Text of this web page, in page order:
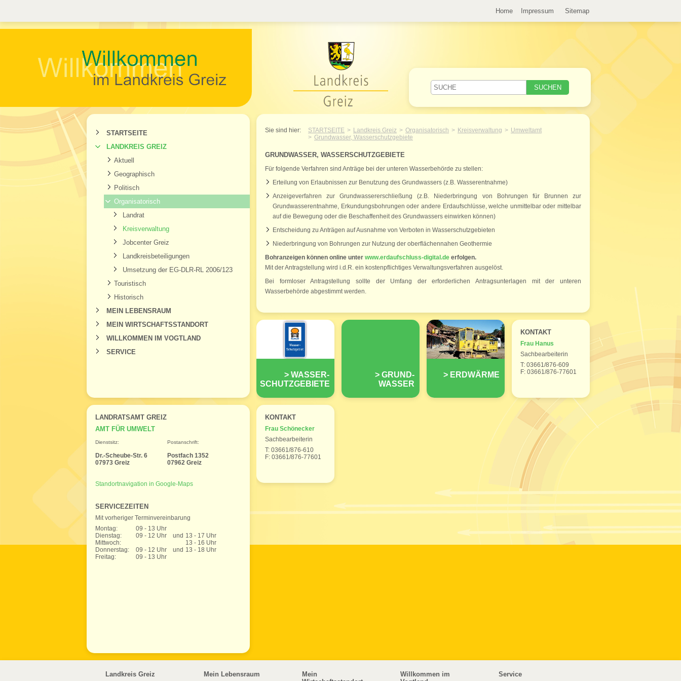
Home Impressum Sitemap
STARTSEITE
LANDKREIS GREIZ
Aktuell
Geographisch
Politisch
Organisatorisch
Landrat
Kreisverwaltung
Jobcenter Greiz
Landkreisbeteiligungen
Umsetzung der EG-DLR-RL 2006/123
Touristisch
Historisch
MEIN LEBENSRAUM
MEIN WIRTSCHAFTSSTANDORT
WILLKOMMEN IM VOGTLAND
SERVICE
LANDRATSAMT GREIZ
AMT FÜR UMWELT
Dienstsitz: Postanschrift:
Dr.-Scheube-Str. 6
Postfach 1352
07973 Greiz
07962 Greiz
Standortnavigation in Google-Maps
SERVICEZEITEN
Mit vorheriger Terminvereinbarung
Montag:
09 - 13 Uhr
Dienstag:
09 - 12 Uhr und 13 - 17 Uhr
Mittwoch:
13 - 16 Uhr
Donnerstag:
09 - 12 Uhr und 13 - 18 Uhr
Freitag:
09 - 13 Uhr
Sie sind hier: STARTSEITE Landkreis Greiz Organisatorisch Kreisverwaltung
Umweltamt
Grundwasser, Wasserschutzgebiete
GRUNDWASSER, WASSERSCHUTZGEBIETE
Für folgende Verfahren sind Anträge bei der unteren Wasserbehörde zu stellen:
Erteilung von Erlaubnissen zur Benutzung des Grundwassers (z.B. Wasserentnahme)
Anzeigeverfahren zur Grundwassererschließung (z.B. Niederbringung von Bohrungen für Brunnen zur
Grundwasserentnahme, Erkundungsbohrungen oder andere Erdaufschlüsse, welche unmittelbar oder mittelbar
auf die Bewegung oder die Beschaffenheit des Grundwassers einwirken können)
Entscheidung zu Anträgen auf Ausnahme von Verboten in Wasserschutzgebieten
Niederbringung von Bohrungen zur Nutzung der oberflächennahen Geothermie
Bohranzeigen können online unter www.erdaufschluss-digital.de erfolgen.
Mit der Antragstellung wird i.d.R. ein kostenpflichtiges Verwaltungsverfahren ausgelöst.
Bei formloser Antragstellung sollte der Umfang der erforderlichen Antragsunterlagen mit der unteren
Wasserbehörde abgestimmt werden.
WASSER-
SCHUTZGEBIETE
GRUND-
WASSER
ERDWÄRME
KONTAKT
Frau Hanus
Sachbearbeiterin
T: 03661/876-609
F: 03661/876-77601
KONTAKT
Frau Schönecker
Sachbearbeiterin
T: 03661/876-610
F: 03661/876-77601
Landkreis Greiz Mein Lebensraum
Mein
Willkommen im
Service